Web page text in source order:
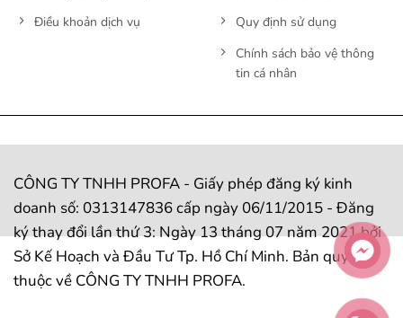
Điều khoản dịch vụ
Quy định sử dụng
Chính sách bảo vệ thông
tin cá nhân
CÔNG TY TNHH PROFA - Giấy phép đăng ký kinh
doanh số: 0313147836 cấp ngày 06/11/2015 - Đăng
ký thay đổi lần thứ 3: Ngày 13 tháng 07 năm 2021 bởi
Sở Kế Hoạch và Đầu Tư Tp. Hồ Chí Minh. Bản quyền
thuộc về CÔNG TY TNHH PROFA.